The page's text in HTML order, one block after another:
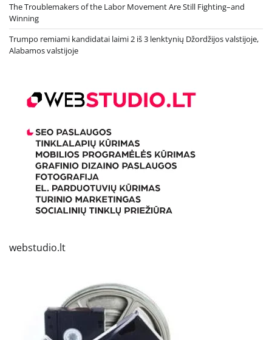
The Troublemakers of the Labor Movement Are Still Fighting–and
Winning
Trumpo remiami kandidatai laimi 2 iš 3 lenktynių Džordžijos valstijoje,
Alabamos valstijoje
webstudio.lt